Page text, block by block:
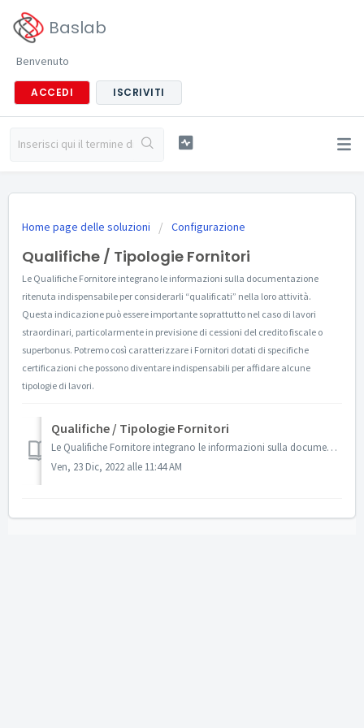
Baslab
Benvenuto
ACCEDI ISCRIVITI
Home page delle soluzioni Configurazione
Qualifiche / Tipologie Fornitori
Le Qualifiche Fornitore integrano le informazioni sulla documentazione
ritenuta indispensabile per considerarli “qualificati” nella loro attività.
Questa indicazione può essere importante soprattutto nel caso di lavori
straordinari, particolarmente in previsione di cessioni del credito fiscale o
superbonus. Potremo così caratterizzare i Fornitori dotati di specifiche
certificazioni che possono diventare indispensabili per affidare alcune
tipologie di lavori.
Qualifiche / Tipologie Fornitori
Le Qualifiche Fornitore integrano le informazioni sulla documentazione ritenuta indispensabile per considerarli “qualificati” nella loro attività. Questa in...
Ven, 23 Dic, 2022 alle 11:44 AM